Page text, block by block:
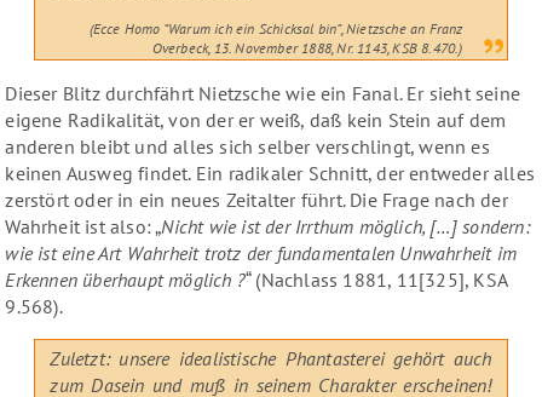
(Ecce Homo “Warum ich ein Schicksal bin”, Nietzsche an Franz
Overbeck, 13. November 1888, Nr. 1143, KSB 8.470.)
Dieser Blitz durchfährt Nietzsche wie ein Fanal. Er sieht seine
eigene Radikalität, von der er weiß, daß kein Stein auf dem
anderen bleibt und alles sich selber verschlingt, wenn es
keinen Ausweg findet. Ein radikaler Schnitt, der entweder alles
zerstört oder in ein neues Zeitalter führt. Die Frage nach der
Wahrheit ist also: „Nicht wie ist der Irrthum möglich, […] sondern:
wie ist eine Art Wahrheit trotz der fundamentalen Unwahrheit im
Erkennen überhaupt möglich ?“ (Nachlass 1881, 11[325], KSA
9.568).
Zuletzt: unsere idealistische Phantasterei gehört auch
zum Dasein und muß in seinem Charakter erscheinen!